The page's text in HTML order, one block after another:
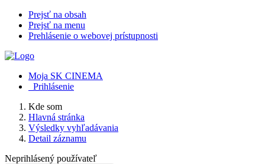
Prejsť na obsah
Prejsť na menu
Prehlásenie o webovej prístupnosti
Moja SK CINEMA
Prihlásenie
Kde som
Hlavná stránka
Výsledky vyhľadávania
Detail záznamu
Neprihlásený používateľ